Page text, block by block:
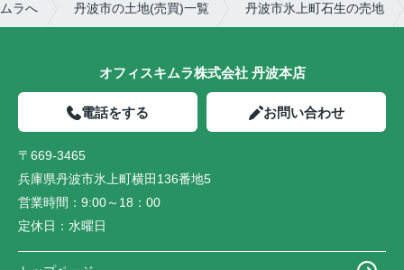
ラへ 丹波市の土地(売買)一覧 丹波市氷上町石生の売地
オフィスキムラ株式会社 丹波本店
電話をする お問い合わせ
〒669-3465
兵庫県丹波市氷上町横田136番地5
営業時間： 9:00～18：00
定休日： 水曜日